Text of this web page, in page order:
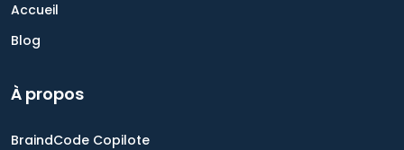
Accueil
Blog
À propos
BraindCode Copilote